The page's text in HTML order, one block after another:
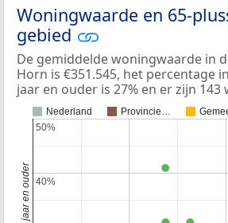
Woningwaarde en 65-
gebied
De gemiddelde woningwaarde in
Horn is €351.545, het percentage
jaar en ouder is 27% en er zijn 143
Nederland Provincie…
40%
40%
50%
50%